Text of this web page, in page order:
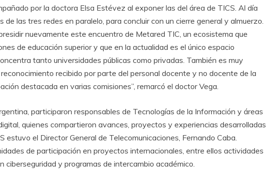
por la doctora Elsa Estévez al exponer las del área de TICS. Al día
de las tres redes en paralelo, para concluir con un cierre general y almuerzo.
nuevamente este encuentro de Metared TIC, un ecosistema que
de educación superior y que en la actualidad es el único espacio
tanto universidades públicas como privadas. También es muy
recibido por parte del personal docente y no docente de la
destacada en varias comisiones”, remarcó el doctor Vega.
participaron responsables de Tecnologías de la Información y áreas
quienes compartieron avances, proyectos y experiencias desarrolladas
estuvo el Director General de Telecomunicaciones, Fernando Caba.
de participación en proyectos internacionales, entre ellos actividades
ciberseguridad y programas de intercambio académico.